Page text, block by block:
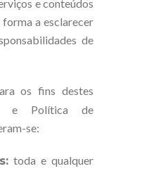
e conteúdos
a esclarecer
de
os fins destes
e Política de
se:
toda e qualquer